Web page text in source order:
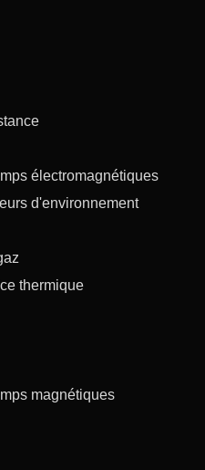
électromagnétiques
d'environnement
thermique
magnétiques